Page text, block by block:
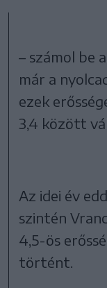
– számol be
már a
ezek
3,4 között
Az idei év
szintén
4,5-ös
történt.